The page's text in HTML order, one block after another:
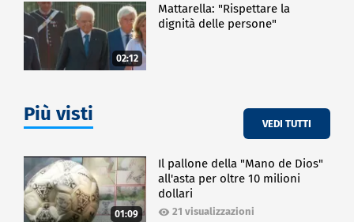
02:12
Mattarella: "Rispettare la
dignità delle persone"
Più visti VEDI TUTTI
01:09
Il pallone della "Mano de Dios"
all'asta per oltre 10 milioni
dollari
21 visualizzazioni